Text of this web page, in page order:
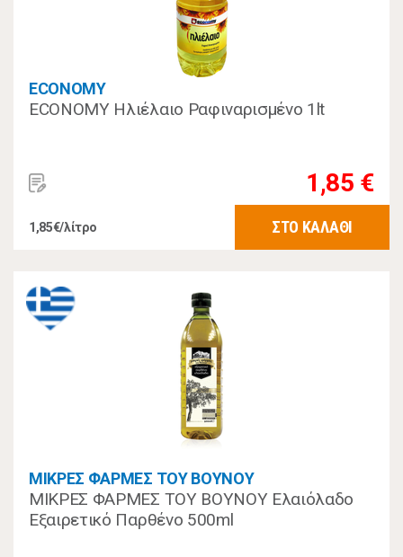
ECONOMY
ECONOMY Ηλιέλαιο Ραφιναρισμένο 1lt
1,85 €
1,85€/λίτρο ΣΤΟ ΚΑΛΑΘΙ
ΜΙΚΡΕΣ ΦΑΡΜΕΣ ΤΟΥ ΒΟΥΝΟΥ
ΜΙΚΡΕΣ ΦΑΡΜΕΣ ΤΟΥ ΒΟΥΝΟΥ Ελαιόλαδο
Eξαιρετικό Παρθένο 500ml